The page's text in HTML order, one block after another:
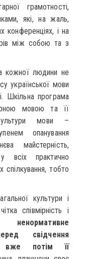
грамотності,
які, на жаль,
конференціях, і на
між собою та з
кожної людини не
української мови
Шкільна програма
мовою та її
мови –
опанування
майстерність,
всіх практично
спілкування, тобто
культури і
співмірність і
ненормативне
свідчення
вже потім її